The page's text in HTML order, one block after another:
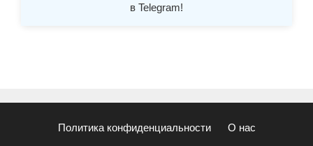
в Telegram!
Политика конфиденциальности О нас